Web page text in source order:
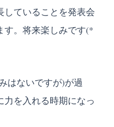
していることを発表会
す。将来楽しみです(*
はないですが)が過
力を入れる時期になっ